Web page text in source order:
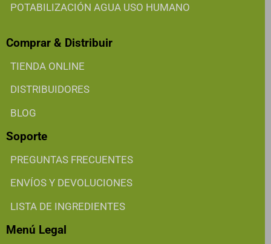
POTABILIZACIÓN AGUA USO HUMANO
Comprar & Distribuir
TIENDA ONLINE
DISTRIBUIDORES
BLOG
Soporte
PREGUNTAS FRECUENTES
ENVÍOS Y DEVOLUCIONES
LISTA DE INGREDIENTES
Menú Legal